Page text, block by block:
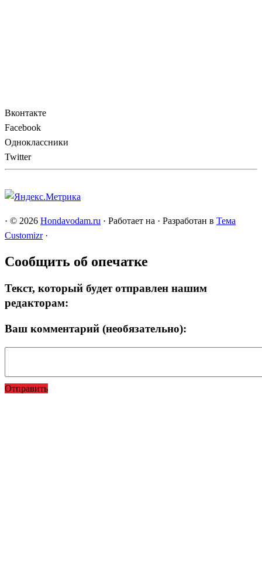
Вконтакте
Facebook
Одноклассники
Twitter
· © 2026 Hondavodam.ru · Работает на · Разработан в Тема
Customizr ·
Сообщить об опечатке
Текст, который будет отправлен нашим
редакторам:
Ваш комментарий (необязательно):
Отправить